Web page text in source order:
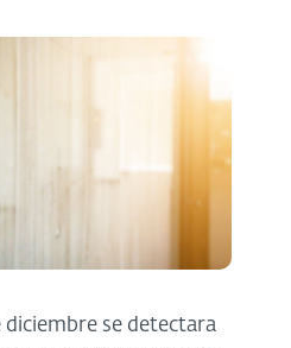
diciembre se detectara